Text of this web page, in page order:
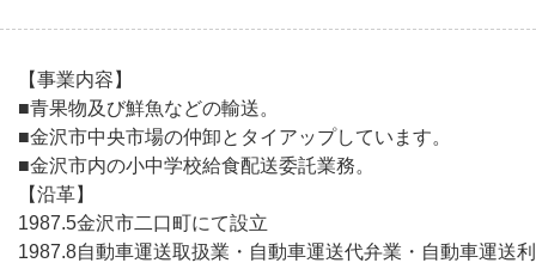
【事業内容】
■青果物及び鮮魚などの輸送。
■金沢市中央市場の仲卸とタイアップしています。
■金沢市内の小中学校給食配送委託業務。
【沿革】
1987.5金沢市二口町にて設立
1987.8自動車運送取扱業・自動車運送代弁業・自動車運送